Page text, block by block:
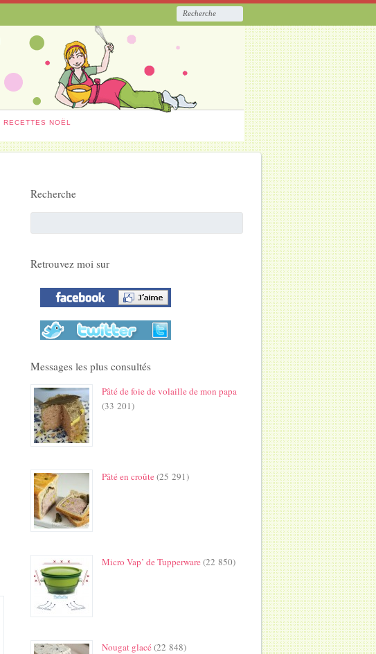
RECETTES NOËL
Recherche
Retrouvez moi sur
Messages les plus consultés
Pâté de foie de volaille de mon papa
(33 201)
Pâté en croûte(25 291)
Micro Vap’ de Tupperware(22 850)
Nougat glacé(22 848)